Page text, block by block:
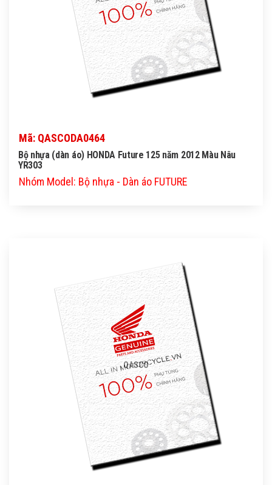
Mã: QASCODA0464
Bộ nhựa (dàn áo) HONDA Future 125 năm 2012 Màu Nâu
YR303
Nhóm Model: Bộ nhựa - Dàn áo FUTURE
QASCO